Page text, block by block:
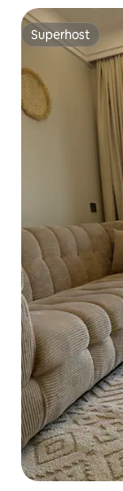
Superhost
Superhost